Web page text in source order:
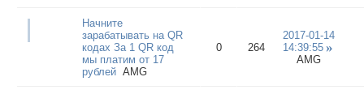
Начните
зарабатывать на QR
кодах За 1 QR код
мы платим от 17
рублей AMG
0 264
2017-01-14
14:39:55
AMG